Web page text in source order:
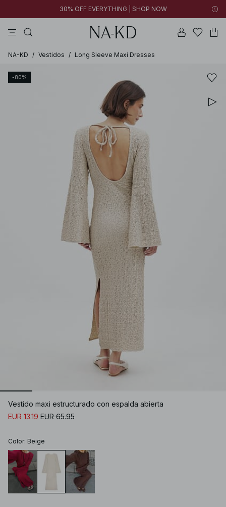
30% OFF EVERYTHING | SHOP NOW
NA-KD / Vestidos / Long Sleeve Maxi Dresses
-80%
Vestido maxi estructurado con espalda abierta
EUR 13.19 EUR 65.95
Color: Beige